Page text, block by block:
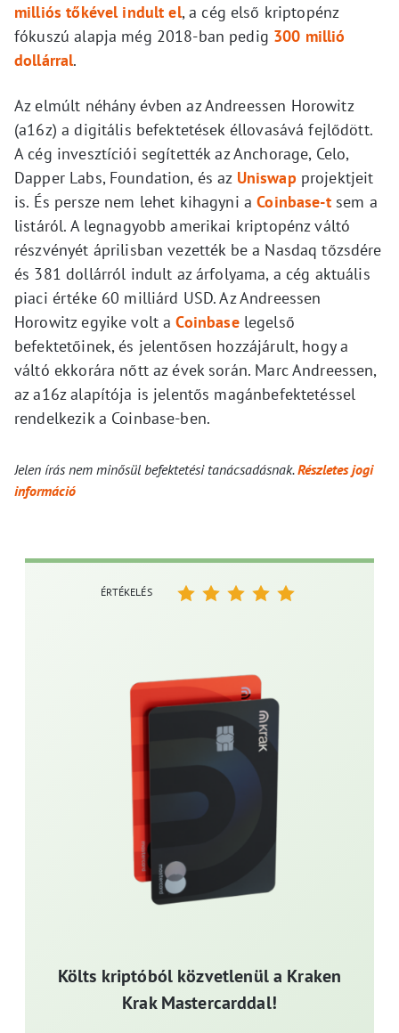
milliós tőkével indult el, a cég első kriptopénz
fókuszú alapja még 2018-ban pedig 300 millió
dollárral.
Az elmúlt néhány évben az Andreessen Horowitz
(a16z) a digitális befektetések éllovasává fejlődött.
A cég invesztíciói segítették az Anchorage, Celo,
Dapper Labs, Foundation, és az Uniswapprojektjeit
is. És persze nem lehet kihagyni aCoinbase-tsem a
listáról. A legnagyobb amerikai kriptopénz váltó
részvényét áprilisban vezették be a Nasdaq tőzsdére
és 381 dollárról indult az árfolyama, a cég aktuális
piaci értéke 60 milliárd USD. Az Andreessen
Horowitz egyike volt aCoinbaselegelső
befektetőinek, és jelentősen hozzájárult, hogy a
váltó ekkorára nőtt az évek során. Marc Andreessen,
az a16z alapítója is jelentős magánbefektetéssel
rendelkezik a Coinbase-ben.
Jelen írás nem minősül befektetési tanácsadásnak.Részletes jogi
információ
Költs kriptóból közvetlenül a Kraken
Krak Mastercarddal!
ÉRTÉKELÉS